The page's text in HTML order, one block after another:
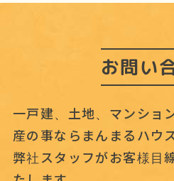
お問い
一戸建、土地、マンショ
産の事なら まんまるハウ
弊社スタッフがお客様目